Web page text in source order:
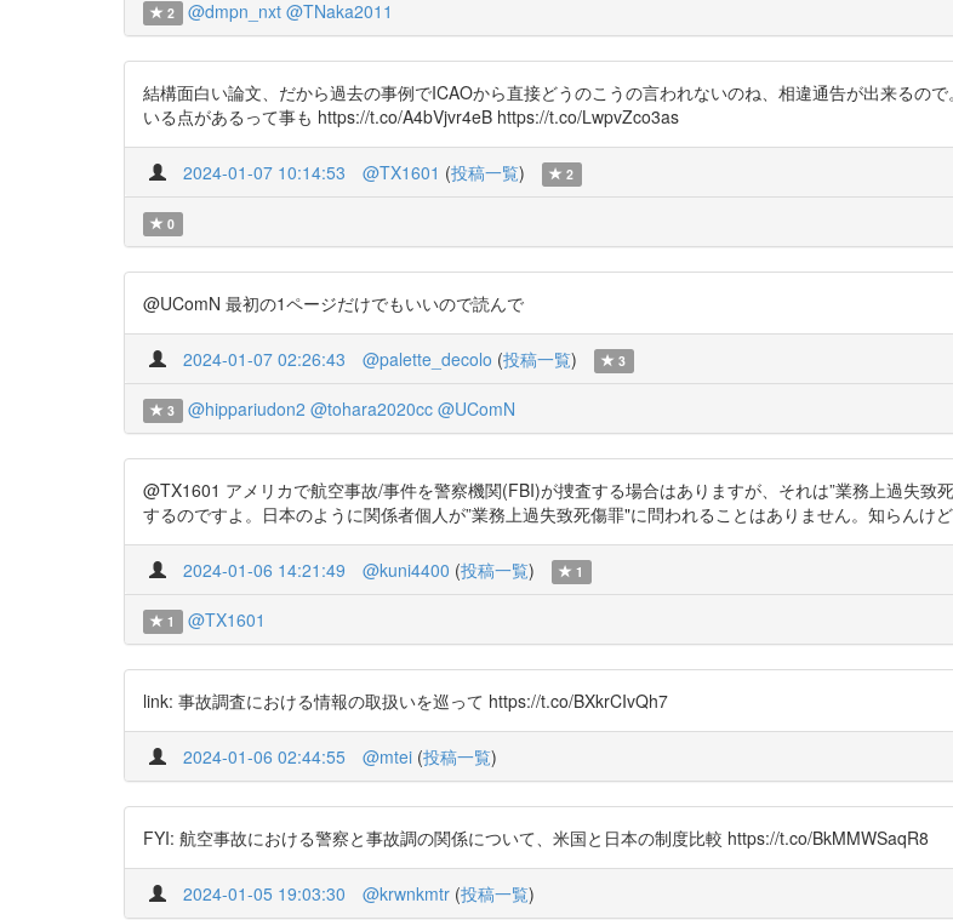
2 @dmpn_nxt @TNaka2011
結構面白い論文、だから過去の事例でICAOから直接どうのこうの言われないのね、相違通告が出来るの
いる点があるって事も https://t.co/A4bVjvr4eB https://t.co/LwpvZco3as
2024-01-07 10:14:53 @TX1601 (投稿一覧) 2
0
@UComN 最初の1ページだけでもいいので読んで
2024-01-07 02:26:43 @palette_decolo (投稿一覧) 3
3 @hippariudon2 @tohara2020cc @UComN
@TX1601 アメリカで航空事故/事件を警察機関(FBI)が捜査する場合はありますが、それは”業務上過失致
するのですよ。日本のように関係者個人が”業務上過失致死傷罪"に問われることはありません。知らんけ
2024-01-06 14:21:49 @kuni4400 (投稿一覧) 1
1 @TX1601
link: 事故調査における情報の取扱いを巡って https://t.co/BXkrCIvQh7
2024-01-06 02:44:55 @mtei (投稿一覧)
FYI: 航空事故における警察と事故調の関係について、米国と日本の制度比較 https://t.co/BkMMWSaqR8
2024-01-05 19:03:30 @krwnkmtr (投稿一覧)